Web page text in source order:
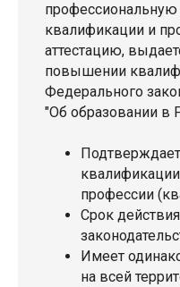
квалификации и
аттестацию,
повышении
Федерального
"Об образовании в
профессии
Срок
Имеет
на всей